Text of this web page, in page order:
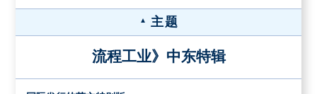
占据4个栏目宽
占据1个栏目宽
应要求提供特殊位置和其他特殊形式的
广告
特殊广告格式的送货地址
主题
流程工业》中东特辑